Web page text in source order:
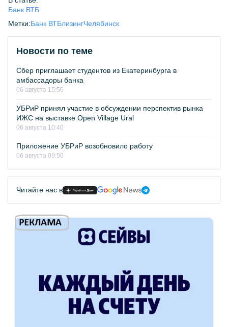
Банк ВТБ
Метки:Банк ВТБлизингЧелябинск
Новости по теме
Сбер приглашает студентов из Екатеринбурга в
амбассадоры банка
06 августа 15:56
УБРиР принял участие в обсуждении перспектив рынка
ИЖС на выставке Open Village Ural
06 августа 10:40
Приложение УБРиР возобновило работу
06 августа 09:50
Читайте нас в